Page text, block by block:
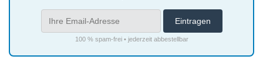
100 % spam-frei • jederzeit abbestellbar